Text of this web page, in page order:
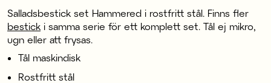
Salladsbestick set Hammered i rostfritt stål. Finns fler
bestick i samma serie för ett komplett set. Tål ej mikro,
ugn eller att frysas.
Tål maskindisk
Rostfritt stål